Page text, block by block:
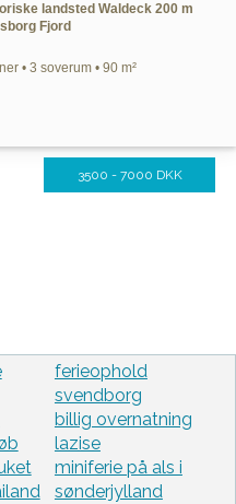
landsted Waldeck 200 m
Fjord
• 3 soverum • 90 m²
3500 - 7000 DKK
ferieophold
svendborg
billig overnatning
lazise
miniferie på als i
sønderjylland